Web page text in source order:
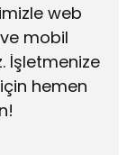
web
ve mobil
İşletmenize
hemen